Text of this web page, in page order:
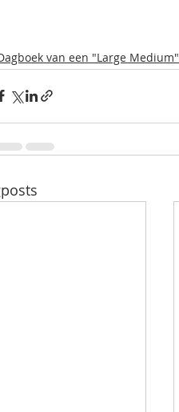
van een "Large Medium"